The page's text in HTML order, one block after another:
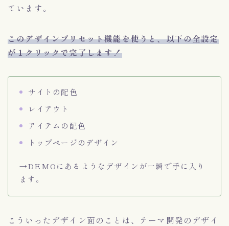
ています。
このデザインプリセット機能を使うと、以下の全設定
が１クリックで完了します！
サイトの配色
レイアウト
アイテムの配色
トップページのデザイン
→DEMOにあるようなデザインが一瞬で手に入り
ます。
こういったデザイン面のことは、テーマ開発のデザイ